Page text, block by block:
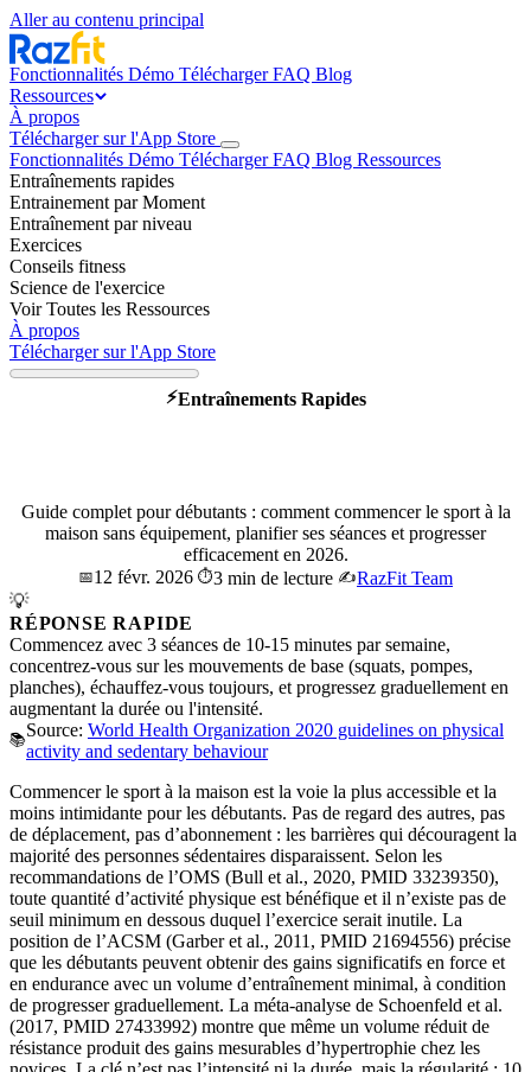
Aller au contenu principal
Fonctionnalités Démo TéléchargerFAQ Blog
Ressources
À propos
Télécharger sur l'App Store
Fonctionnalités Démo TéléchargerFAQ Blog Ressources
Entraînements rapides
Entrainement par Moment
Entraînement par niveau
Exercices
Conseils fitness
Science de l'exercice
Voir Toutes les Ressources
À propos
Télécharger sur l'App Store
⚡Entraînements Rapides
Guide complet pour débutants : comment commencer le sport à la
maison sans équipement, planifier ses séances et progresser
efficacement en 2026.
📅12 févr. 2026 ⏱️3 min de lecture ✍️RazFit Team
💡
RÉPONSE RAPIDE
Commencez avec 3 séances de 10-15 minutes par semaine,
concentrez-vous sur les mouvements de base (squats, pompes,
planches), échauffez-vous toujours, et progressez graduellement en
augmentant la durée ou l'intensité.
📚Source: World Health Organization 2020 guidelines on physical
activity and sedentary behaviour
Commencer le sport à la maison est la voie la plus accessible et la
moins intimidante pour les débutants. Pas de regard des autres, pas
de déplacement, pas d’abonnement : les barrières qui découragent la
majorité des personnes sédentaires disparaissent. Selon les
recommandations de l’OMS (Bull et al., 2020, PMID 33239350),
toute quantité d’activité physique est bénéfique et il n’existe pas de
seuil minimum en dessous duquel l’exercice serait inutile. La
position de l’ACSM (Garber et al., 2011, PMID 21694556) précise
que les débutants peuvent obtenir des gains significatifs en force et
en endurance avec un volume d’entraînement minimal, à condition
de progresser graduellement. La méta-analyse de Schoenfeld et al.
(2017, PMID 27433992) montre que même un volume réduit de
résistance produit des gains mesurables d’hypertrophie chez les